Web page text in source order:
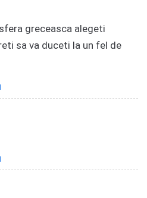
greceasca alegeti
sa va duceti la un fel de